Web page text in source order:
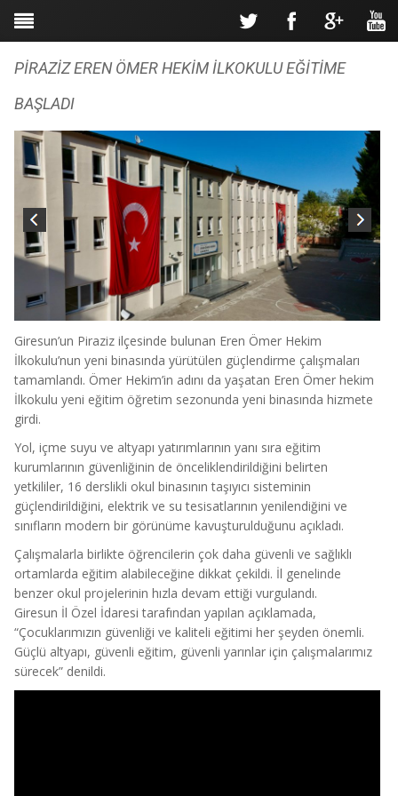
PİRAZİZ EREN ÖMER HEKİM İLKOKULU EĞİTİME
BAŞLADI
Giresun’un Piraziz ilçesinde bulunan Eren Ömer Hekim
İlkokulu’nun yeni binasında yürütülen güçlendirme çalışmaları
tamamlandı. Ömer Hekim’in adını da yaşatan Eren Ömer hekim
İlkokulu yeni eğitim öğretim sezonunda yeni binasında hizmete
girdi.
Yol, içme suyu ve altyapı yatırımlarının yanı sıra eğitim
kurumlarının güvenliğinin de önceliklendirildiğini belirten
yetkililer, 16 derslikli okul binasının taşıyıcı sisteminin
güçlendirildiğini, elektrik ve su tesisatlarının yenilendiğini ve
sınıfların modern bir görünüme kavuşturulduğunu açıkladı.
Çalışmalarla birlikte öğrencilerin çok daha güvenli ve sağlıklı
ortamlarda eğitim alabileceğine dikkat çekildi. İl genelinde
benzer okul projelerinin hızla devam ettiği vurgulandı.
Giresun İl Özel İdaresi tarafından yapılan açıklamada,
“Çocuklarımızın güvenliği ve kaliteli eğitimi her şeyden önemli.
Güçlü altyapı, güvenli eğitim, güvenli yarınlar için çalışmalarımız
sürecek” denildi.